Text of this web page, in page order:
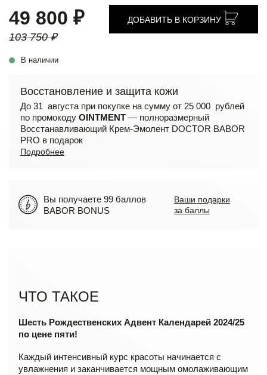
49 800 ₽
103 750 ₽
В наличии
ДОБАВИТЬ В КОРЗИНУ
Восстановление и защита кожи
До 31 августа при покупке на сумму от 25 000 рублей
по промокоду OINTMENT — полноразмерный
Восстанавливающий Крем-Эмолент DOCTOR BABOR
PRO в подарок
Подробнее
Вы получаете 99 баллов
BABOR BONUS
Ваши подарки
за баллы
ЧТО ТАКОЕ
Шесть Рождественских Адвент Календарей 2024/25
по цене пяти!
Каждый интенсивный курс красоты начинается с
увлажнения и заканчивается мощным омолаживающим